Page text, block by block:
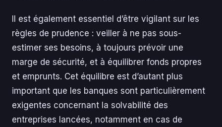
Il est également essentiel d’être vigilant sur les
règles de prudence : veiller à ne pas sous-
estimer ses besoins, à toujours prévoir une
marge de sécurité, et à équilibrer fonds propres
et emprunts. Cet équilibre est d’autant plus
important que les banques sont particulièrement
exigentes concernant la solvabilité des
entreprises lancées, notamment en cas de